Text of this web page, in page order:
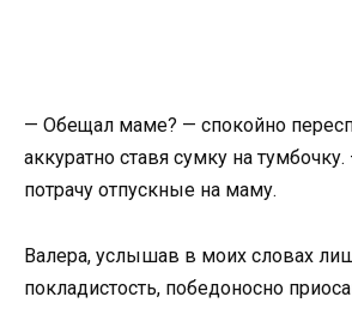
— Обещал маме? — спокойно
аккуратно ставя сумку на
потрачу отпускные на маму.
Валера, услышав в моих словах
покладистость, победоносно